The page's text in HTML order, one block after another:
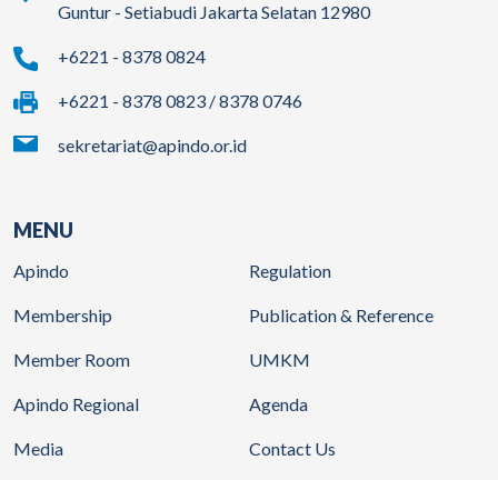
Guntur - Setiabudi Jakarta Selatan 12980
+6221 - 8378 0824
+6221 - 8378 0823 / 8378 0746
sekretariat@apindo.or.id
MENU
Apindo
Membership
Member Room
Apindo Regional
Media
Regulation
Publication & Reference
UMKM
Agenda
Contact Us